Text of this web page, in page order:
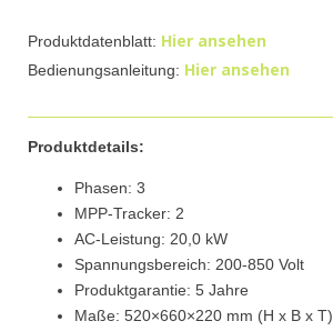
Produktdatenblatt: Hier ansehen
Bedienungsanleitung: Hier ansehen
Produktdetails:
Phasen: 3
MPP-Tracker: 2
AC-Leistung: 20,0 kW
Spannungsbereich: 200-850 Volt
Produktgarantie: 5 Jahre
Maße: 520×660×220 mm (H x B x T)